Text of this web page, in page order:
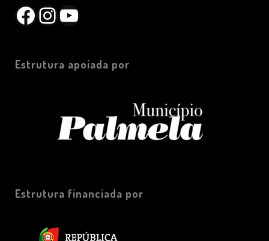
Facebook
Instagram
YouTube
Estrutura apoiada por
Estrutura financiada por